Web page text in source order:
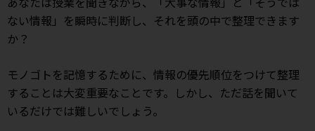
ない情報」を瞬時に判断し、それを頭の中で整理できます
か？
モノゴトを記憶するために、情報の優先順位をつけて整理
することは大変重要なことです。しかし、ただ話を聞いて
いるだけでは難しいでしょう。